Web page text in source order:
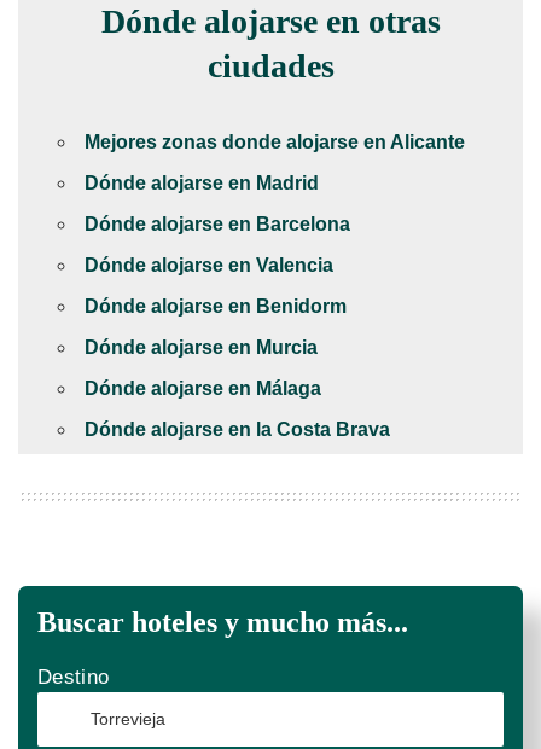
Dónde alojarse en otras
ciudades
Mejores zonas donde alojarse en Alicante
Dónde alojarse en Madrid
Dónde alojarse en Barcelona
Dónde alojarse en Valencia
Dónde alojarse en Benidorm
Dónde alojarse en Murcia
Dónde alojarse en Málaga
Dónde alojarse en la Costa Brava
Buscar hoteles y mucho más...
Destino